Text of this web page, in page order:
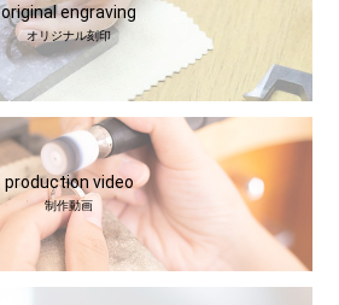
original engraving
オリジナル刻印
production video
制作動画